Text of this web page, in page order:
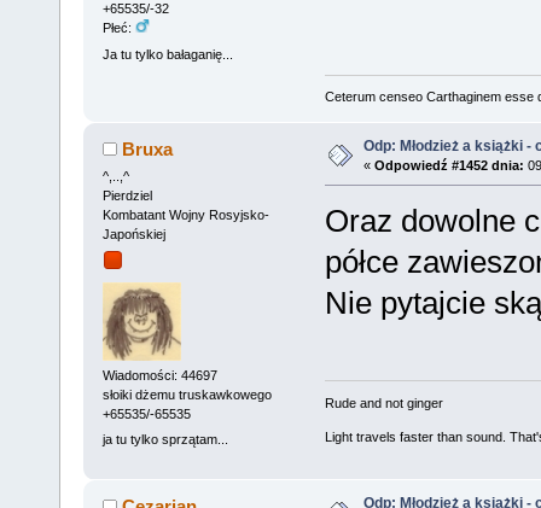
+65535/-32
Płeć:
Ja tu tylko bałaganię...
Ceterum censeo Carthaginem esse
Bruxa
^,..,^
Pierdziel
Kombatant Wojny Rosyjsko-
Japońskiej
Wiadomości: 44697
słoiki dżemu truskawkowego
+65535/-65535
ja tu tylko sprzątam...
Odp: Młodzież a książki -
« Odpowiedź #1452 dnia:
Oraz dowolne
półce
Nie pytajcie
Rude and not ginger
Light travels faster than sound.
Odp: Młodzież a książki -